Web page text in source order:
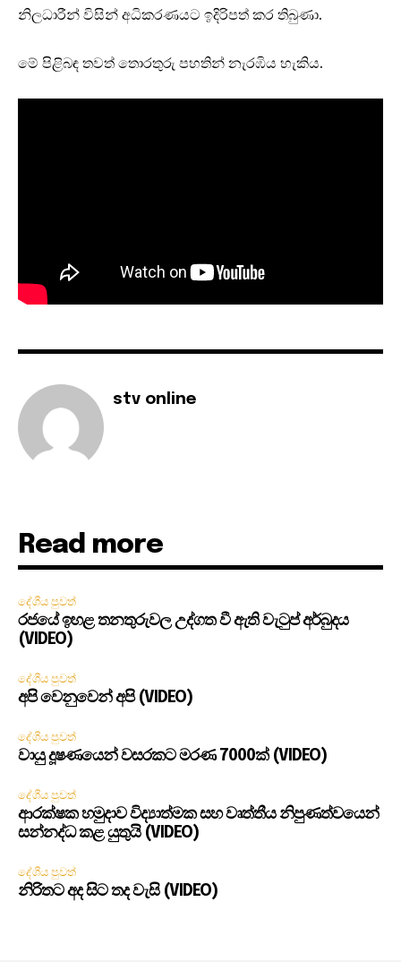
නිලධාරීන් විසින් අධිකරණයට ඉදිරිපත් කර තිබුණා.
මේ පිළිබඳ තවත් තොරතුරු පහතින් නැරඹිය හැකිය.
stv online
Read more
දේශීය පුවත්
රජයේ ඉහළ තනතුරුවල උද්ගත වී ඇති වැටුප් අර්බුදය
(VIDEO)
දේශීය පුවත්
අපි වෙනුවෙන් අපි (VIDEO)
දේශීය පුවත්
වායු දූෂණයෙන් වසරකට මරණ 7000ක් (VIDEO)
දේශීය පුවත්
ආරක්ෂක හමුදාව විද්‍යාත්මක සහ වෘත්තීය නිපුණත්වයෙන්
සන්නද්ධ කළ යුතුයි (VIDEO)
දේශීය පුවත්
නිරිතට අද සිට තද වැසි (VIDEO)